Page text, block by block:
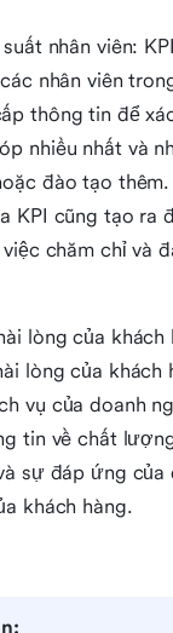
nhân viên:
nhân viên
thông tin để
nhiều nhất và
đào tạo thêm.
KPI cũng tạo ra
việc chăm chỉ và
lòng của khách
lòng của khách
vụ của doanh
tin về chất
sự đáp ứng của
khách hàng.